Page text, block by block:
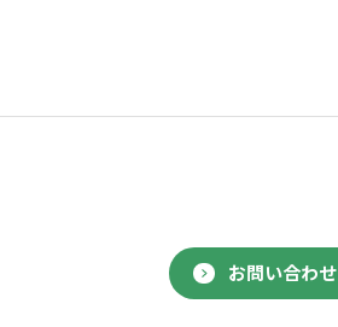
お問い合わせ